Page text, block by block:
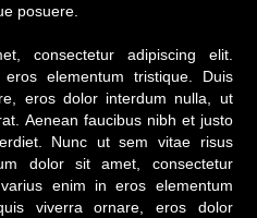
posuere.
consectetur adipiscing elit.
elementum tristique. Duis
eros dolor interdum nulla, ut
Aenean faucibus nibh et justo
Nunc ut sem vitae risus
dolor sit amet, consectetur
enim in eros elementum
viverra ornare, eros dolor